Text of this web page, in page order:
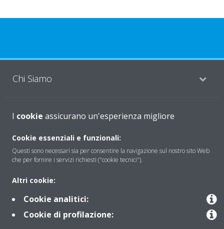
Chi Siamo
Soluzioni
Contattaci
Periodo di supporto definito
Politica di segnalazione e divulgazione delle vulnerabilità del
Gruppo Daikin Europe
I cookie assicurano un'esperienza migliore
Cookie essenziali e funzionali:
Questi sono necessari sia per consentire la navigazione sul nostro sito Web
che per fornire i servizi richiesti ("cookie tecnici").
Altri cookie:
Cookie analitici:
Cookie di profilazione: